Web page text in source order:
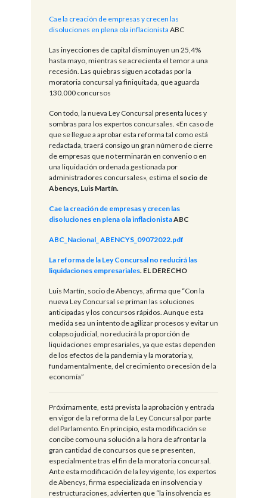
Cae la creación de empresas y crecen las
disoluciones en plena ola inflacionista ABC
Las inyecciones de capital disminuyen un 25,4%
hasta mayo, mientras se acrecienta el temor a una
recesión. Las quiebras siguen acotadas por la
moratoria concursal ya finiquitada, que aguarda
130.000 concursos
Con todo, la nueva Ley Concursal presenta luces y
sombras para los expertos concursales. «En caso de
que se llegue a aprobar esta reforma tal como está
redactada, traerá consigo un gran número de cierre
de empresas que no terminarán en convenio o en
una liquidación ordenada gestionada por
administradores concursales», estima el socio de
Abencys, Luis Martín.
Cae la creación de empresas y crecen las
disoluciones en plena ola inflacionistaABC
ABC_Nacional_ ABENCYS_09072022.pdf
La reforma de la Ley Concursal no reducirá las
liquidaciones empresariales. EL DERECHO
Luis Martín, socio de Abencys, afirma que “Con la
nueva Ley Concursal se priman las soluciones
anticipadas y los concursos rápidos. Aunque esta
medida sea un intento de agilizar procesos y evitar un
colapso judicial, no reducirá la proporción de
liquidaciones empresariales, ya que estas dependen
de los efectos de la pandemia y la moratoria y,
fundamentalmente, del crecimiento o recesión de la
economía”
Próximamente, está prevista la aprobación y entrada
en vigor de la reforma de la Ley Concursal por parte
del Parlamento. En principio, esta modificación se
concibe como una solución a la hora de afrontar la
gran cantidad de concursos que se presenten,
especialmente tras el fin de la moratoria concursal.
Ante esta modificación de la ley vigente, los expertos
de Abencys, firma especializada en insolvencia y
restructuraciones, advierten que “la insolvencia es